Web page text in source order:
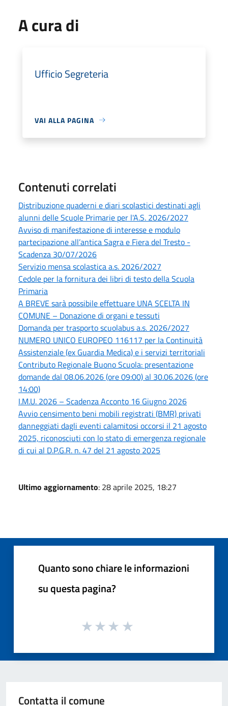
A cura di
Ufficio Segreteria
VAI ALLA PAGINA
Contenuti correlati
Distribuzione quaderni e diari scolastici destinati agli
alunni delle Scuole Primarie per l'A.S. 2026/2027
Avviso di manifestazione di interesse e modulo
partecipazione all’antica Sagra e Fiera del Tresto -
Scadenza 30/07/2026
Servizio mensa scolastica a.s. 2026/2027
Cedole per la fornitura dei libri di testo della Scuola
Primaria
A BREVE sarà possibile effettuare UNA SCELTA IN
COMUNE – Donazione di organi e tessuti
Domanda per trasporto scuolabus a.s. 2026/2027
NUMERO UNICO EUROPEO 116117 per la Continuità
Assistenziale (ex Guardia Medica) e i servizi territoriali
Contributo Regionale Buono Scuola: presentazione
domande dal 08.06.2026 (ore 09:00) al 30.06.2026 (ore
14:00)
I.M.U. 2026 – Scadenza Acconto 16 Giugno 2026
Avvio censimento beni mobili registrati (BMR) privati
danneggiati dagli eventi calamitosi occorsi il 21 agosto
2025, riconosciuti con lo stato di emergenza regionale
di cui al D.P.G.R. n. 47 del 21 agosto 2025
Ultimo aggiornamento: 28 aprile 2025, 18:27
Quanto sono chiare le informazioni
su questa pagina?
Contatta il comune